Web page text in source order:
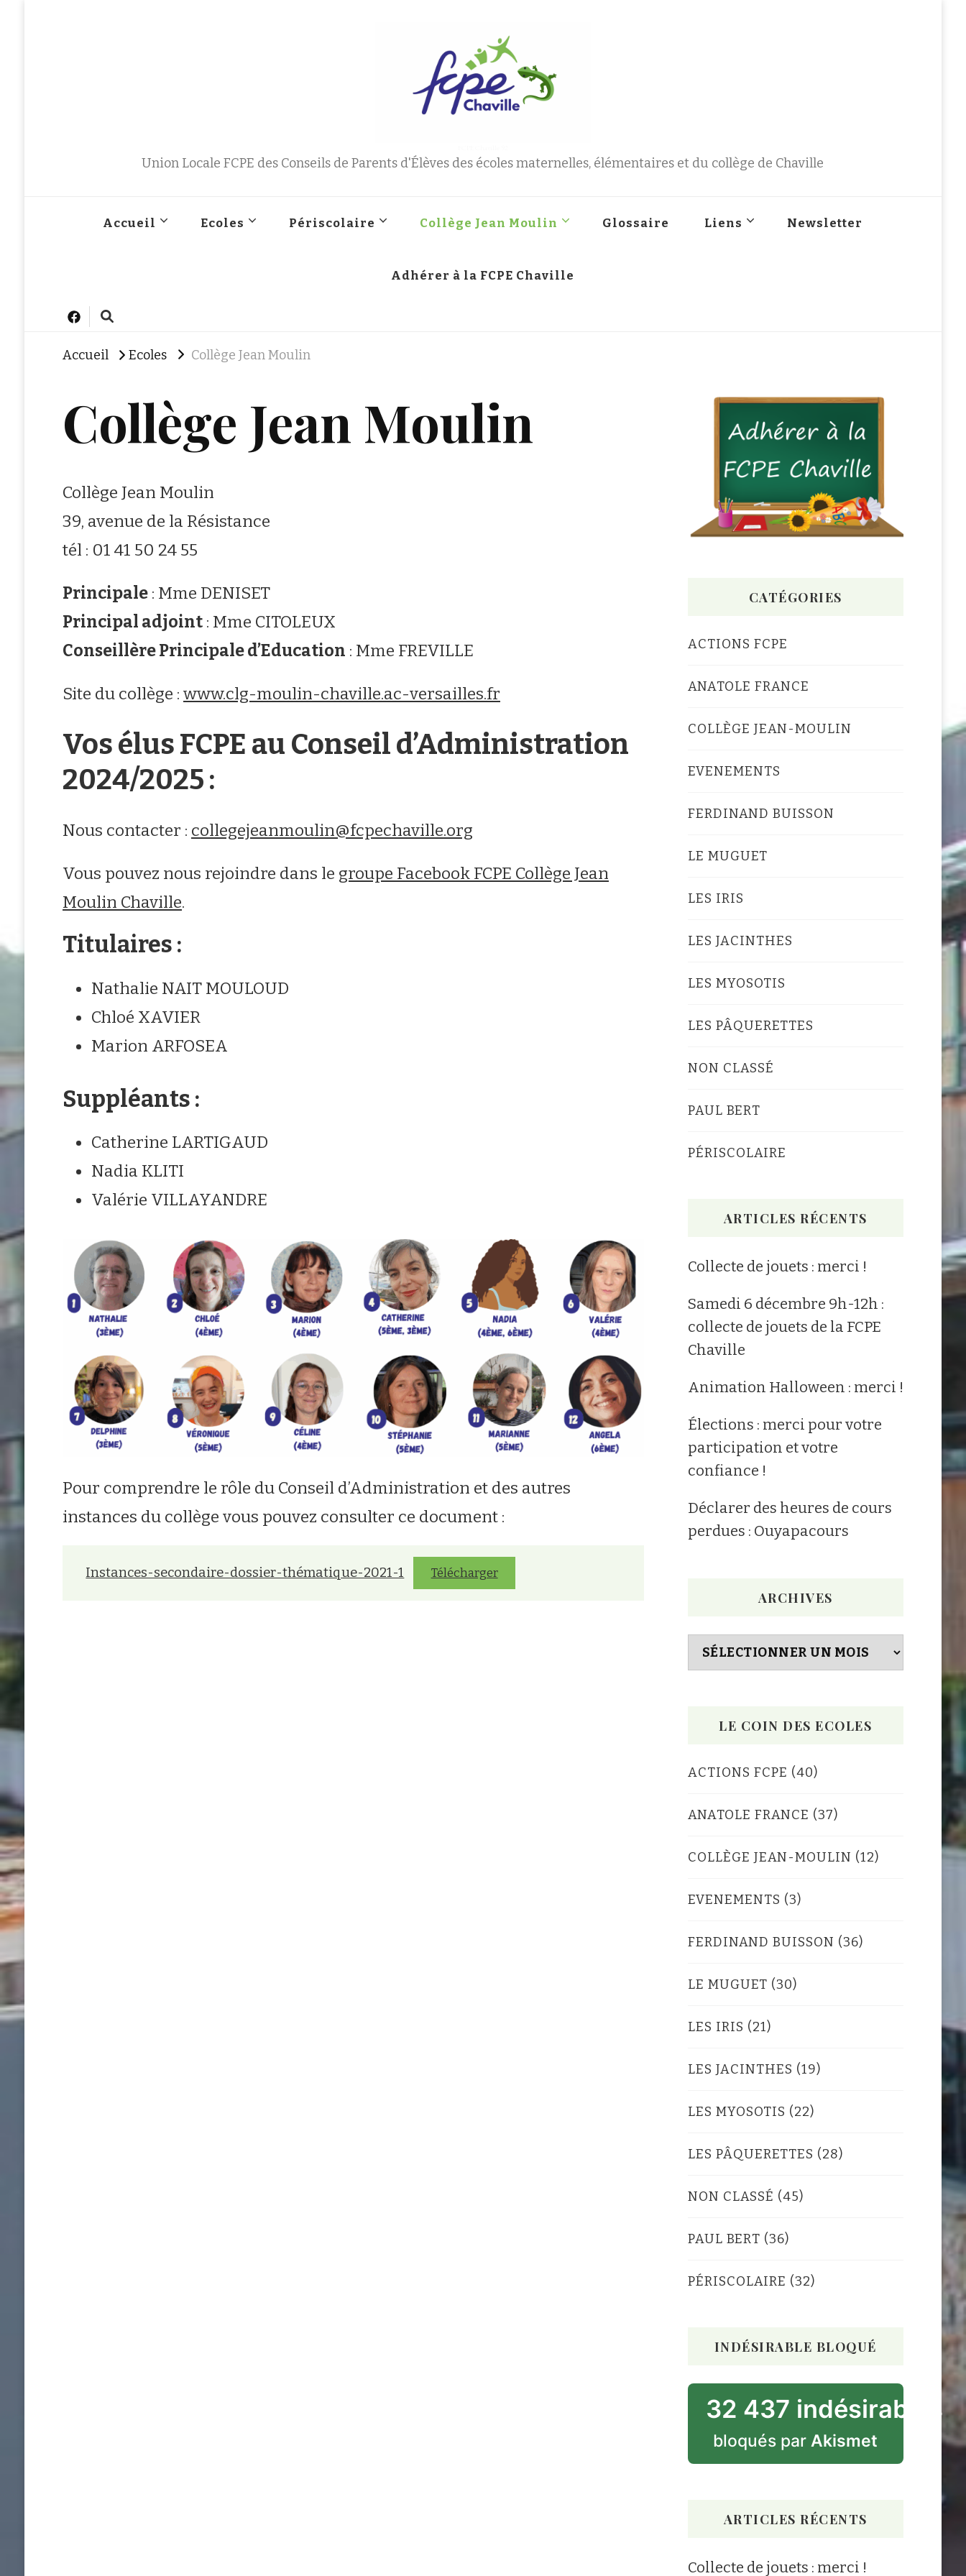
Union Locale FCPE des Conseils de Parents d'Élèves des écoles maternelles, élémentaires et du collège de Chaville
Accueil Ecoles Périscolaire Collège Jean Moulin Glossaire Liens Newsletter
Adhérer à la FCPE Chaville
Accueil Ecoles Collège Jean Moulin
Collège Jean Moulin
Collège Jean Moulin
39, avenue de la Résistance
tél : 01 41 50 24 55
Principale: Mme DENISET
Principal adjoint: Mme CITOLEUX
Conseillère Principale d’Education : Mme FREVILLE
Site du collège : www.clg-moulin-chaville.ac-versailles.fr
Vos élus FCPE au Conseil d’Administration
2024/2025 :
Nous contacter : collegejeanmoulin@fcpechaville.org
Vous pouvez nous rejoindre dans le groupe Facebook FCPE Collège Jean
Moulin Chaville.
Titulaires :
Nathalie NAIT MOULOUD
Chloé XAVIER
Marion ARFOSEA
Suppléants :
Catherine LARTIGAUD
Nadia KLITI
Valérie VILLAYANDRE
Pour comprendre le rôle du Conseil d’Administration et des autres
instances du collège vous pouvez consulter ce document :
Instances-secondaire-dossier-thématique-2021-1 Télécharger
CATÉGORIES
ACTIONS FCPE
ANATOLE FRANCE
COLLÈGE JEAN-MOULIN
EVENEMENTS
FERDINAND BUISSON
LE MUGUET
LES IRIS
LES JACINTHES
LES MYOSOTIS
LES PÂQUERETTES
NON CLASSÉ
PAUL BERT
PÉRISCOLAIRE
ARTICLES RÉCENTS
Collecte de jouets : merci !
Samedi 6 décembre 9h-12h :
collecte de jouets de la FCPE
Chaville
Animation Halloween : merci !
Élections : merci pour votre
participation et votre
confiance !
Déclarer des heures de cours
perdues : Ouyapacours
ARCHIVES
Archives
LE COIN DES ECOLES
ACTIONS FCPE (40)
ANATOLE FRANCE (37)
COLLÈGE JEAN-MOULIN (12)
EVENEMENTS (3)
FERDINAND BUISSON (36)
LE MUGUET (30)
LES IRIS (21)
LES JACINTHES (19)
LES MYOSOTIS (22)
LES PÂQUERETTES (28)
NON CLASSÉ (45)
PAUL BERT (36)
PÉRISCOLAIRE (32)
INDÉSIRABLE BLOQUÉ
32 437 indésirables
bloqués parAkismet
ARTICLES RÉCENTS
Collecte de jouets : merci !